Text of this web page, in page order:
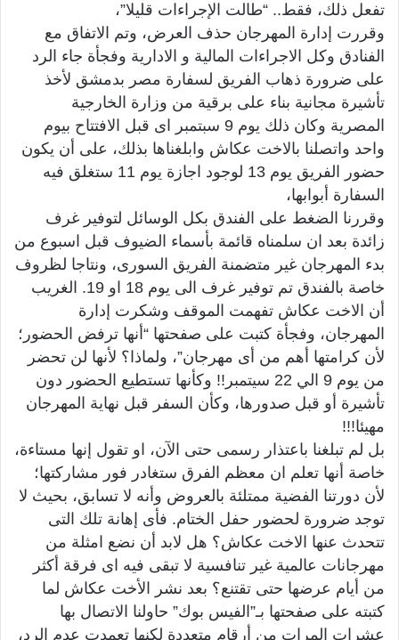
تفعل ذلك، فقط.. “طالت الإجراءات قليلا”،
وقررت إدارة المهرجان حذف العرض، وتم الاتفاق مع
الفنادق وكل الاجراءات المالية و الادارية وفجأة جاء الرد
على ضرورة ذهاب الفريق لسفارة مصر بدمشق لأخذ
تأشيرة مجانية بناء على برقية من وزارة الخارجية
المصرية وكان ذلك يوم 9 سبتمبر اى قبل الافتتاح بيوم
واحد واتصلنا بالاخت عكاش وابلغناها بذلك، على أن يكون
حضور الفريق يوم 13 لوجود اجازة يوم 11 ستغلق فيه
السفارة أبوابها،
وقررنا الضغط على الفندق بكل الوسائل لتوفير غرف
زائدة بعد ان سلمناه قائمة بأسماء الضيوف قبل اسبوع من
بدء المهرجان غير متضمنة الفريق السورى، ونتاجا لظروف
خاصة بالفندق تم توفير غرف الى يوم 18 او 19. الغريب
أن الاخت عكاش تفهمت الموقف وشكرت إدارة
المهرجان، وفجأة كتبت على صفحتها “أنها ترفض الحضور؛
لأن كرامتها أهم من أى مهرجان”، ولماذا؟ لأنها لن تحضر
من يوم 9 الي 22 سيتمبر!! وكأنها تستطيع الحضور دون
تأشيرة أو قبل صدورها، وكأن السفر قبل نهاية المهرجان
مهيئا!!!
بل لم تبلغنا باعتذار رسمى حتى الآن، او تقول إنها مستاءة،
خاصة أنها تعلم ان معظم الفرق ستغادر فور مشاركتها؛
لأن دورتنا الفضية ممتلئة بالعروض وأنه لا تسابق، بحيث لا
توجد ضرورة لحضور حفل الختام. فأى إهانة تلك التى
تتحدث عنها الاخت عكاش؟ هل لابد أن نضع امثلة من
مهرجانات عالمية غير تنافسية لا تبقى فيه اى فرقة أكثر
من أيام عرضها حتى تقتنع؟ بعد نشر الأخت عكاش لما
كتبته على صفحتها بـ”الفيس بوك” حاولنا الاتصال بها
عشرات المرات من أرقام متعددة لكنها تعمدت عدم الرد،